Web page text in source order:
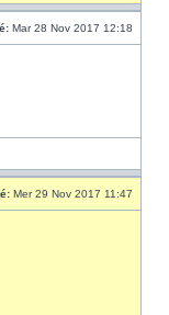
Mar 28 Nov 2017 12:18
Mer 29 Nov 2017 11:47